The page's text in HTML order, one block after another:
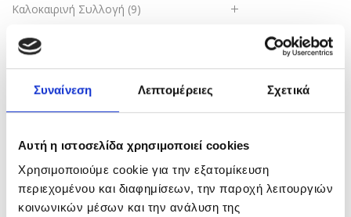
Συναίνεση Λεπτομέρειες Σχετικά
Αυτή η ιστοσελίδα χρησιμοποιεί cookies
Χρησιμοποιούμε cookie για την εξατομίκευση
περιεχομένου και διαφημίσεων, την παροχή λειτουργιών
κοινωνικών μέσων και την ανάλυση της
Καλοκαιρινή Συλλογή (9)
Κάλτσες
Λευκά είδη (109)
(2)
Ετικέτες προϊόντος